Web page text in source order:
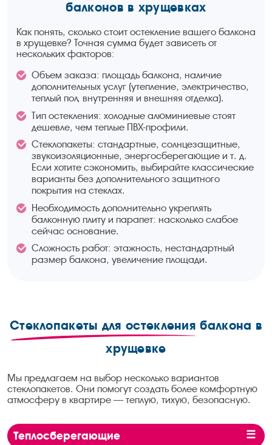
балконов в хрущевках
Как понять, сколько стоит остекление вашего балкона
в хрущевке? Точная сумма будет зависеть от
нескольких факторов:
Объем заказа: площадь балкона, наличие
дополнительных услуг (утепление, электричество,
теплый пол, внутренняя и внешняя отделка).
Тип остекления: холодные алюминиевые стоят
дешевле, чем теплые ПВХ-профили.
Стеклопакеты: стандартные, солнцезащитные,
звукоизоляционные, энергосберегающие и т. д.
Если хотите сэкономить, выбирайте классические
варианты без дополнительного защитного
покрытия на стеклах.
Необходимость дополнительно укреплять
балконную плиту и парапет: насколько слабое
сейчас основание.
Сложность работ: этажность, нестандартный
размер балкона, увеличение площади.
Стеклопакеты для остекления балкона в
хрущевке
Мы предлагаем на выбор несколько вариантов
стеклопакетов. Они помогут создать более комфортную
атмосферу в квартире — теплую, тихую, безопасную.
Теплосберегающие
Мультифункциональные
Шумопоглощающие
Ударопрочные